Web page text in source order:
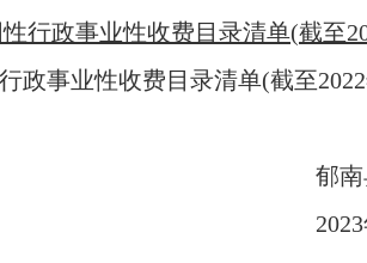
行政事业性收费目录清单(截至
政事业性收费目录清单(截至
县财政
年5月